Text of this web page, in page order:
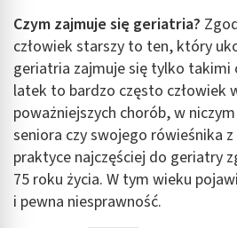
Czym zajmuje się geriatria?
człowiek starszy to ten, który
geriatria zajmuje się tylko takimi
latek to bardzo często człowiek
poważniejszych chorób, w
seniora czy swojego rówieśnika
praktyce najczęściej do geriatry
75 roku życia. W tym wieku
i pewna niesprawność.